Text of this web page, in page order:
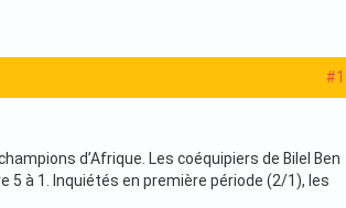
d’Afrique. Les coéquipiers de Bilel Ben
5 à 1. Inquiétés en première période (2/1), les